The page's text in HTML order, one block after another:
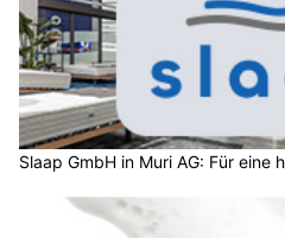
Slaap GmbH in Muri AG: Für eine